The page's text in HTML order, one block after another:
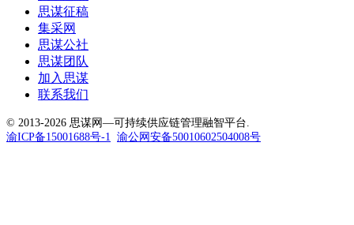
思谋征稿
集采网
思谋公社
思谋团队
加入思谋
联系我们
© 2013-2026 思谋网—可持续供应链管理融智平台.
渝ICP备15001688号-1
渝公网安备50010602504008号